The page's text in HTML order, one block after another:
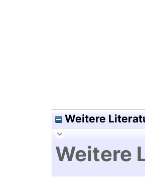
Weitere
Weitere